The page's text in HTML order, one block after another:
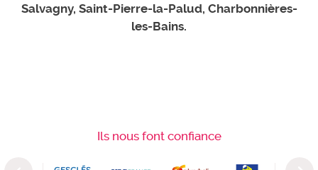
Salvagny, Saint-Pierre-la-Palud, Charbonnières-
les-Bains.
Ils nous font confiance